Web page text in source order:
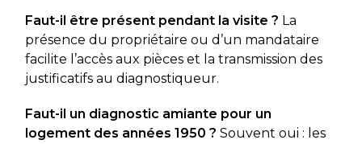
Faut-il être présent pendant la visite ? La
présence du propriétaire ou d’un mandataire
facilite l’accès aux pièces et la transmission des
justificatifs au diagnostiqueur.
Faut-il un diagnostic amiante pour un
logement des années 1950 ? Souvent oui : les